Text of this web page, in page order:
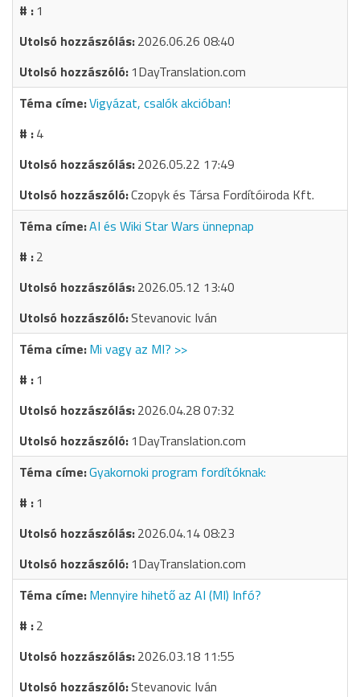
1
2026.06.26 08:40
1DayTranslation.com
Vigyázat, csalók akcióban!
4
2026.05.22 17:49
Czopyk és Társa Fordítóiroda Kft.
AI és Wiki Star Wars ünnepnap
2
2026.05.12 13:40
Stevanovic Iván
Mi vagy az MI? >>
1
2026.04.28 07:32
1DayTranslation.com
Gyakornoki program fordítóknak:
1
2026.04.14 08:23
1DayTranslation.com
Mennyire hihető az AI (MI) Infó?
2
2026.03.18 11:55
Stevanovic Iván